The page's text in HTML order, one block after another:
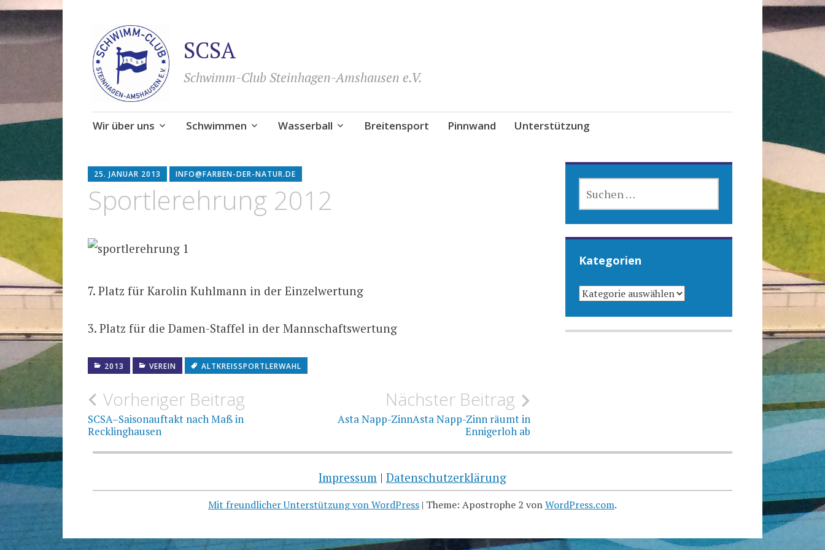
SCSA
Schwimm-Club Steinhagen-Amshausen e.V.
Zum
Wir über uns Schwimmen Wasserball Breitensport Pinnwand Unterstützung
25. JANUAR 2013 INFO@FARBEN-DER-NATUR.DE
Sportlerehrung 2012
7. Platz für Karolin Kuhlmann in der Einzelwertung
3. Platz für die Damen-Staffel in der Mannschaftswertung
2013 VEREIN ALTKREISSPORTLERWAHL
Beitragsnavigation
Vorheriger Beitrag
SCSA–Saisonauftakt nach Maß in
Recklinghausen
Nächster Beitrag
Asta Napp-ZinnAsta Napp-Zinn räumt in
Ennigerloh ab
NACH:
Kategorien
KATEGORIEN
Impressum | Datenschutzerklärung
Mit freundlicher Unterstützung von WordPress | Theme: Apostrophe 2 vonWordPress.com.